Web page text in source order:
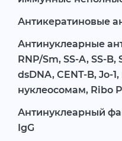
Антикератиновые
Антинуклеарные
RNP/Sm, SS-A, SS-
dsDNA, CENT-B, Jo-
нуклеосомам, Ribo
Антинуклеарный
IgG